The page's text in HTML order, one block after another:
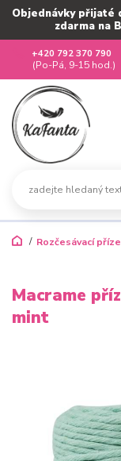
Objednávky přijaté
zdarma na
+420 792 370 790
(Po-Pá, 9-15 hod.)
Rozčesávací příze
Macrame
mint